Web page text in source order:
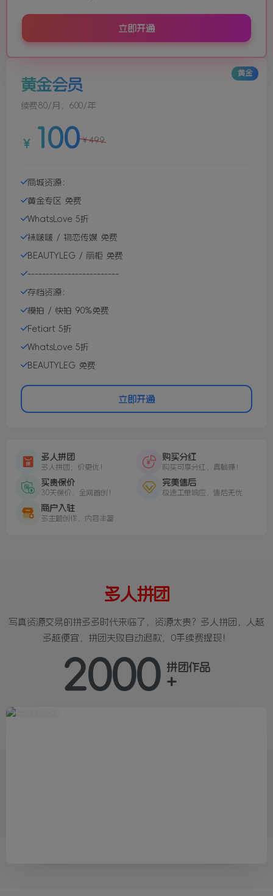
黄金
黄金会员
续费80/月，600/年
￥ 100￥499
商城资源：
黄金专区 免费
WhatsLove 5折
袜啵啵 / 物恋传媒 免费
BEAUTYLEG / 丽柜 免费
-------------------------
存档资源：
模拍 / 快拍 90%免费
Fetiart 5折
WhatsLove 5折
BEAUTYLEG 免费
立即开通
立即开通
多人拼团
多人拼团，价更优！
购买分红
购买可享分红，真躺赚！
买贵保价
30天保价，全网首创！
完美售后
极速工单响应，售后无忧
商户入驻
多主题创作，内容丰富
多人拼团
写真资源交易的拼多多时代来临了，资源太贵？多人拼团，人越
多越便宜，拼团失败自动退款，0手续费提现！
2000 拼团作品
+